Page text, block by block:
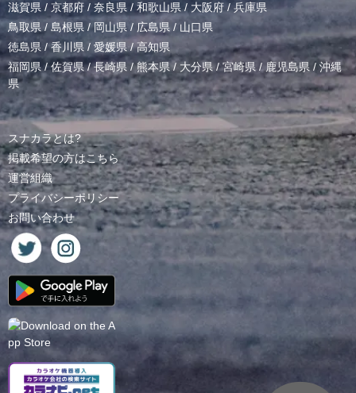
滋賀県 / 京都府 / 奈良県 / 和歌山県/ 大阪府 /兵庫県
鳥取県/ 島根県 /岡山県/ 広島県 / 山口県
徳島県 /香川県 / 愛媛県/高知県
福岡県/佐賀県/長崎県 /熊本県/ 大分県/宮崎県 /鹿児島県 / 沖縄
県
スナカラとは?
掲載希望の方はこちら
運営組織
プライバシーポリシー
お問い合わせ